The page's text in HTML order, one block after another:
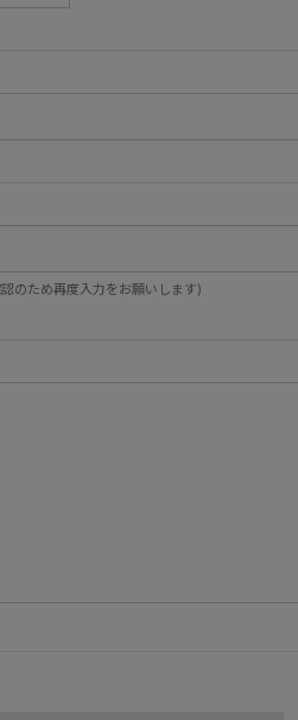
認のため再度入力をお願いします)